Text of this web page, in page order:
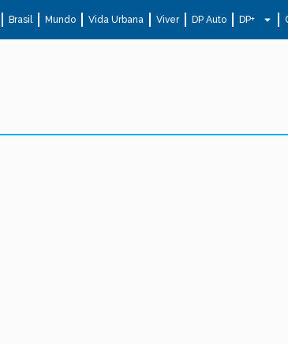
Brasil Mundo Vida Urbana Viver DP Auto DP+